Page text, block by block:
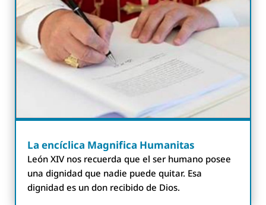
La encíclica Magnifica Humanitas
León XIV nos recuerda que el ser humano posee
una dignidad que nadie puede quitar. Esa
dignidad es un don recibido de Dios.